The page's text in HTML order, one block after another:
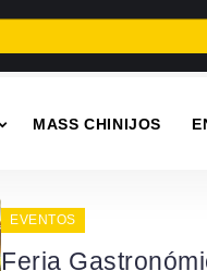
MASS CHINIJOS
EVENTOS
Feria